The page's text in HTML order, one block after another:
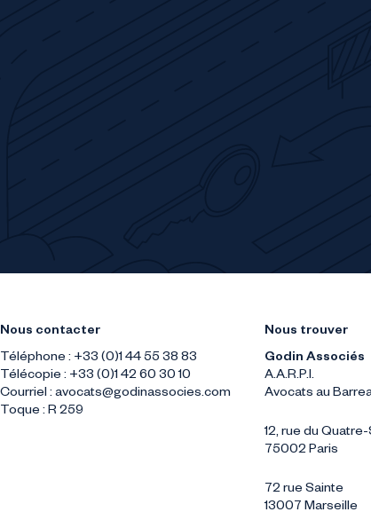
Nous contacter
Téléphone : +33 (0)1 44 55 38 83
Télécopie : +33 (0)1 42 60 30 10
Courriel : avocats@godinassocies.com
Toque : R 259
Nous trouver
Godin Associés
A.A.R.P.I.
Avocats au
12, rue du
75002 Paris
72 rue Sainte
13007 Marseille